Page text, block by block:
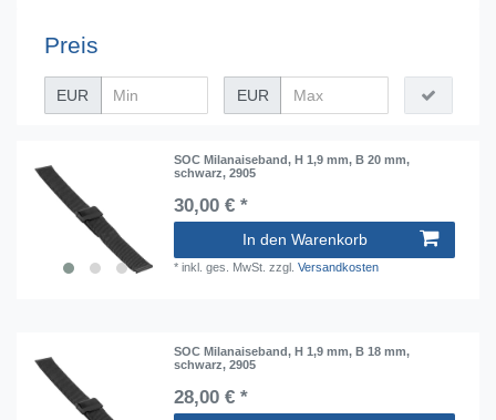
Preis
EUR EUR
SOC Milanaiseband, H 1,9 mm, B 20 mm,
schwarz, 2905
30,00 € *
In den Warenkorb
*inkl. ges. MwSt. zzgl.Versandkosten
SOC Milanaiseband, H 1,9 mm, B 18 mm,
schwarz, 2905
28,00 € *